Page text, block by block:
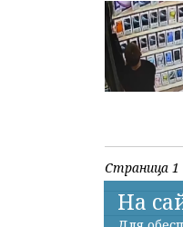
Страница 1
На